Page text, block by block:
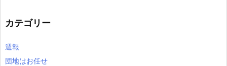
カテゴリー
週報
団地はお任せ